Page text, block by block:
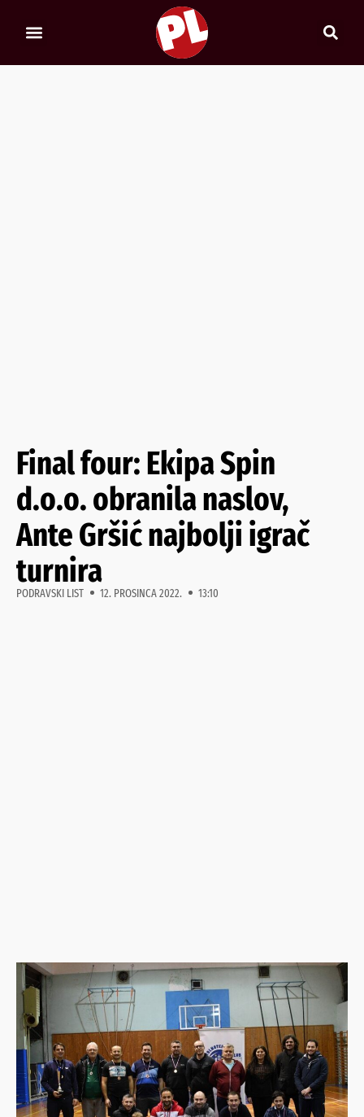
Final four: Ekipa Spin
d.o.o. obranila naslov,
Ante Gršić najbolji igrač
turnira
PODRAVSKI LIST 12. PROSINCA 2022. 13:10